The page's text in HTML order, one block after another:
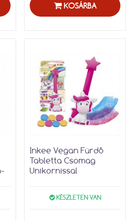
KOSÁRBA
Inkee Vegan Fürdő
Tabletta Csomag
Unikornissal
KÉSZLETEN VAN